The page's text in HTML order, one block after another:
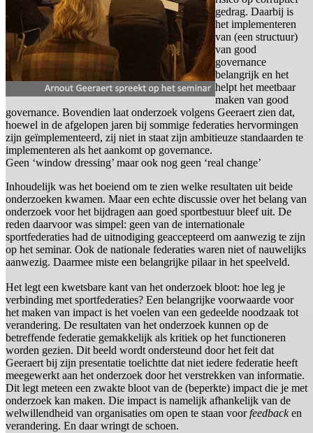
gedrag. Daarbij is
het implementeren
van (een structuur)
van good
governance
belangrijk en het
helpt het meetbaar
maken van good
governance. Bovendien laat onderzoek volgens Geeraert zien dat,
hoewel in de afgelopen jaren bij sommige federaties hervormingen
zijn geïmplementeerd, zij niet in staat zijn ambitieuze standaarden te
implementeren als het aankomt op governance.
Geen ‘window dressing’ maar ook nog geen ‘real change’
Inhoudelijk was het boeiend om te zien welke resultaten uit beide
onderzoeken kwamen. Maar een echte discussie over het belang van
onderzoek voor het bijdragen aan goed sportbestuur bleef uit. De
reden daarvoor was simpel: geen van de internationale
sportfederaties had de uitnodiging geaccepteerd om aanwezig te zijn
op het seminar. Ook de nationale federaties waren niet of nauwelijks
aanwezig. Daarmee miste een belangrijke pilaar in het speelveld.
Het legt een kwetsbare kant van het onderzoek bloot: hoe leg je
verbinding met sportfederaties? Een belangrijke voorwaarde voor
het maken van impact is het voelen van een gedeelde noodzaak tot
verandering. De resultaten van het onderzoek kunnen op de
betreffende federatie gemakkelijk als kritiek op het functioneren
worden gezien. Dit beeld wordt ondersteund door het feit dat
Geeraert bij zijn presentatie toelichtte dat niet iedere federatie heeft
meegewerkt aan het onderzoek door het verstrekken van informatie.
Dit legt meteen een zwakte bloot van de (beperkte) impact die je met
onderzoek kan maken. Die impact is namelijk afhankelijk van de
welwillendheid van organisaties om open te staan voorfeedbacken
verandering. En daar wringt de schoen.